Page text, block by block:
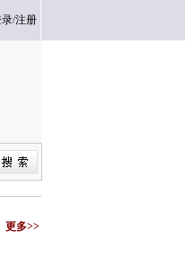
/注册
更多>>